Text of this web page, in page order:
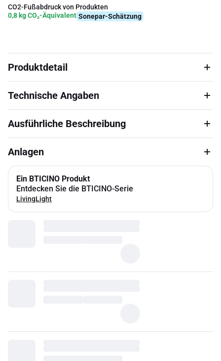
CO2-Fußabdruck von Produkten
0,8 kg CO₂-Äquivalent Sonepar-Schätzung
Produktdetail
Technische Angaben
Ausführliche Beschreibung
Anlagen
Ein BTICINO Produkt
Entdecken Sie die BTICINO-Serie
LivingLight